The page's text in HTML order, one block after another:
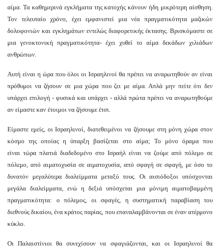
αίμα. Τα καθημερινά εγκλήματα της κατοχής κάνουν ήδη μικρότερη αίσθηση.
Τον τελευταίο χρόνο, έχει εμφανιστεί μια νέα πραγματικότητα μαζικών
δολοφονιών και εγκλημάτων εντελώς διαφορετικής έκτασης. Βρισκόμαστε σε
μια γενοκτονική πραγματικότητα- έχει χυθεί το αίμα δεκάδων χιλιάδων
ανθρώπων.
Αυτή είναι η ώρα που όλοι οι Ισραηλινοί θα πρέπει να αναρωτηθούν αν είναι
πρόθυμοι να ζήσουν σε μια χώρα που ζει με αίμα. Απλά μην πείτε ότι δεν
υπάρχει επιλογή - φυσικά και υπάρχει - αλλά πρώτα πρέπει να αναρωτηθούμε
αν είμαστε καν έτοιμοι να ζήσουμε έτσι.
Είμαστε εμείς, οι Ισραηλινοί, διατεθειμένοι να ζήσουμε στη μόνη χώρα στον
κόσμο της οποίας η ύπαρξη βασίζεται στο αίμα; Το μόνο όραμα που
είναι τώρα πλατιά διαδεδομένο στο Ισραήλ είναι να ζούμε από πόλεμο σε
πόλεμο, από αιματοχυσία σε αιματοχυσία, από σφαγή σε σφαγή, με όσο το
δυνατόν μεγαλύτερα διαλείμματα μεταξύ τους. Οι αισιόδοξοι υπόσχονται
μεγάλα διαλείμματα, ενώ η δεξιά υπόσχεται μια μόνιμη αιματοβαμμένη
πραγματικότητα: ο πόλεμος, οι σφαγές, η συστηματική παραβίαση του
διεθνούς δικαίου, ένα κράτος παρίας, που επαναλαμβάνονται σε έναν ατέρμονο
κύκλο.
Οι Παλαιστίνιοι θα συνεχίσουν να σφαγιάζονται, και οι Ισραηλινοί θα